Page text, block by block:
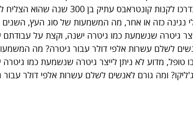
נגינה פרטיים. יאיר היה בדרכו לקנות
נגינה כזה או אחר, מה המשמעות של סוג העץ, השנים
גיטרה שנשמעת כמו גיטרה ישנה, וקצת על עבודתם
לשלם עשרות אלפי דולר עבור גיטרה? מה
טופל, מדוע לא ניתן לייצר גיטרה שנשמעת כמו
ומה גורם לאנשים לשלם עשרות אלפי דולר